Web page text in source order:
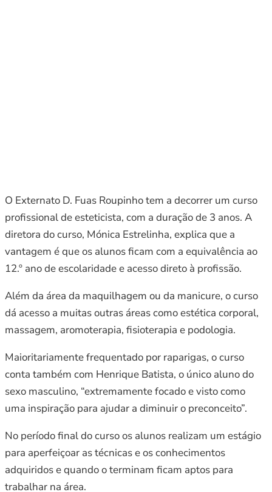
O Externato D. Fuas Roupinho tem a decorrer um curso
profissional de esteticista, com a duração de 3 anos. A
diretora do curso, Mónica Estrelinha, explica que a
vantagem é que os alunos ficam com a equivalência ao
12.º ano de escolaridade e acesso direto à profissão.
Além da área da maquilhagem ou da manicure, o curso
dá acesso a muitas outras áreas como estética corporal,
massagem, aromoterapia, fisioterapia e podologia.
Maioritariamente frequentado por raparigas, o curso
conta também com Henrique Batista, o único aluno do
sexo masculino, “extremamente focado e visto como
uma inspiração para ajudar a diminuir o preconceito”.
No período final do curso os alunos realizam um estágio
para aperfeiçoar as técnicas e os conhecimentos
adquiridos e quando o terminam ficam aptos para
trabalhar na área.